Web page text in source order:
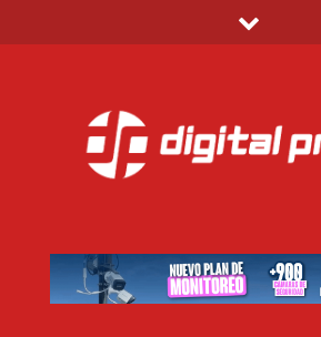
al
DIGITAL